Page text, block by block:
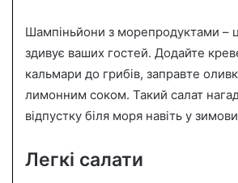
Шампіньйони з морепродуктами –
здивує ваших гостей. Додайте
кальмари до грибів, заправте
лимонним соком. Такий салат
відпустку біля моря навіть у
Легкі салати